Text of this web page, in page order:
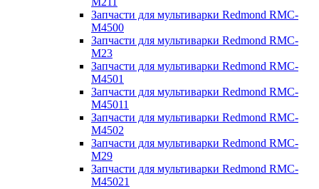
Запчасти для мультиварки Redmond RMC-
M4500
Запчасти для мультиварки Redmond RMC-
M23
Запчасти для мультиварки Redmond RMC-
M4501
Запчасти для мультиварки Redmond RMC-
M45011
Запчасти для мультиварки Redmond RMC-
M4502
Запчасти для мультиварки Redmond RMC-
M29
Запчасти для мультиварки Redmond RMC-
M45021